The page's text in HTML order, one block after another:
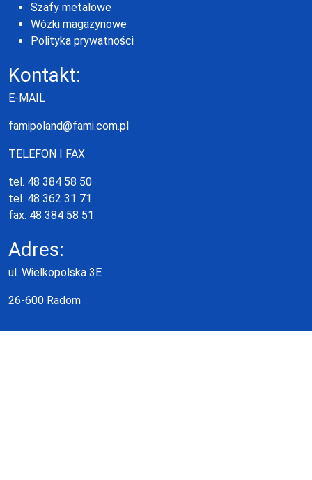
Szafy metalowe
Wózki magazynowe
Polityka prywatności
Kontakt:
E-MAIL
famipoland@fami.com.pl
TELEFON I FAX
tel. 48 384 58 50
tel. 48 362 31 71
fax. 48 384 58 51
Adres:
ul. Wielkopolska 3E
26-600 Radom